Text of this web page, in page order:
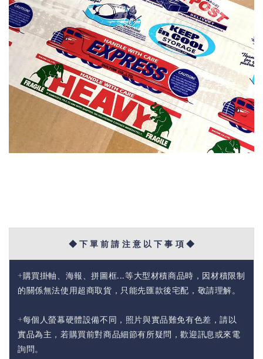
◆ 下 單 前 請 注 意 以 下 事 項 ◆
+購買掛軸、海報、拼圖框...等大型材積商品時，因材積限制
的關係無法使用超商取貨，只能先匯款後宅配，敬請理解。
+每個人螢幕硬體設備不同，照片與實品難免有色差，請以
實品為主，若購買前對商品細節有所疑問，歡迎訊息或來電
詢問。